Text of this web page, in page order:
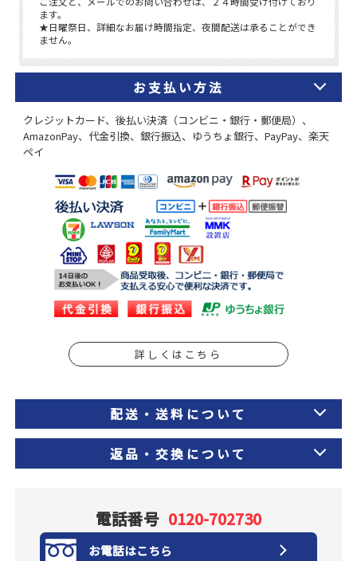
お支払い方法
クレジットカード、後払い決済（コンビニ・銀行・郵便局）、
AmazonPay、代金引換、銀行振込、ゆうちょ銀行、PayPay、楽天
ペイ
詳しくはこちら
配送・送料について
返品・交換について
電話番号 0120-702730
お電話はこちら